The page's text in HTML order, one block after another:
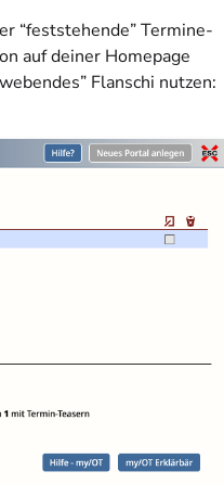
“feststehende” Termine-
auf deiner Homepage
Flanschi nutzen: